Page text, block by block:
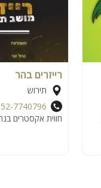
רייזרים בהר
תירוש
7740796
חווית אקסטרים